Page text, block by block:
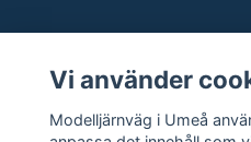
Butikstider: Vardagar kl
överenskommelse.
Vi använder
Modelljärnväg i Umeå